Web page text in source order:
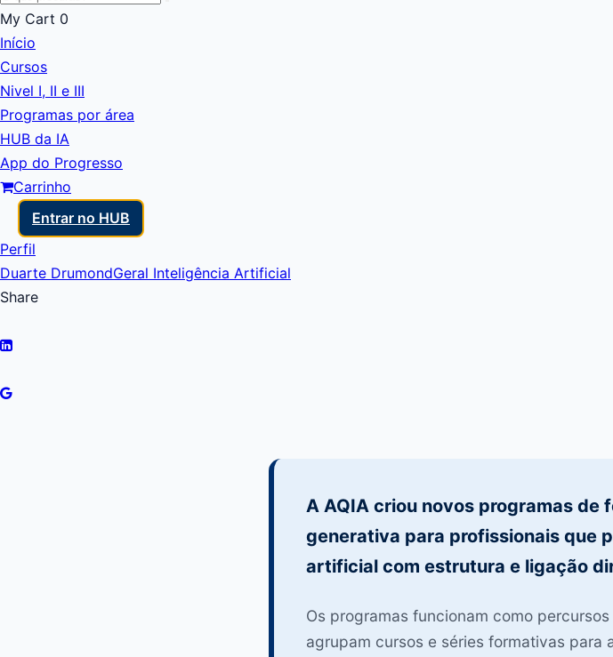
My Cart 0
Início
Cursos
Nivel I, II e III
Programas por área
HUB da IA
App do Progresso
Carrinho
Entrar no HUB
Perfil
Duarte DrumondGeral Inteligência Artificial
Share
A AQIA criou novos programas de
generativa para profissionais que
artificial com estrutura e ligação
Os programas funcionam como
agrupam cursos e séries formativas para